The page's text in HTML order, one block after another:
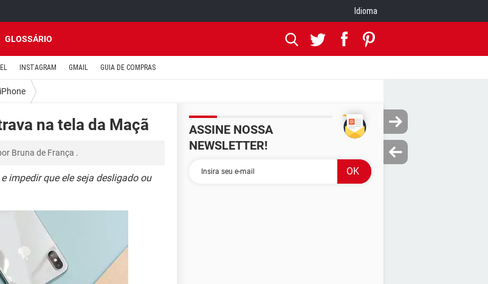
Idioma
GLOSSÁRIO
INSTAGRAM GMAIL GUIA DE COMPRAS
iPhone
na tela da Maçã
Bruna de França .
impedir que ele seja desligado ou
ASSINE NOSSA
NEWSLETTER!